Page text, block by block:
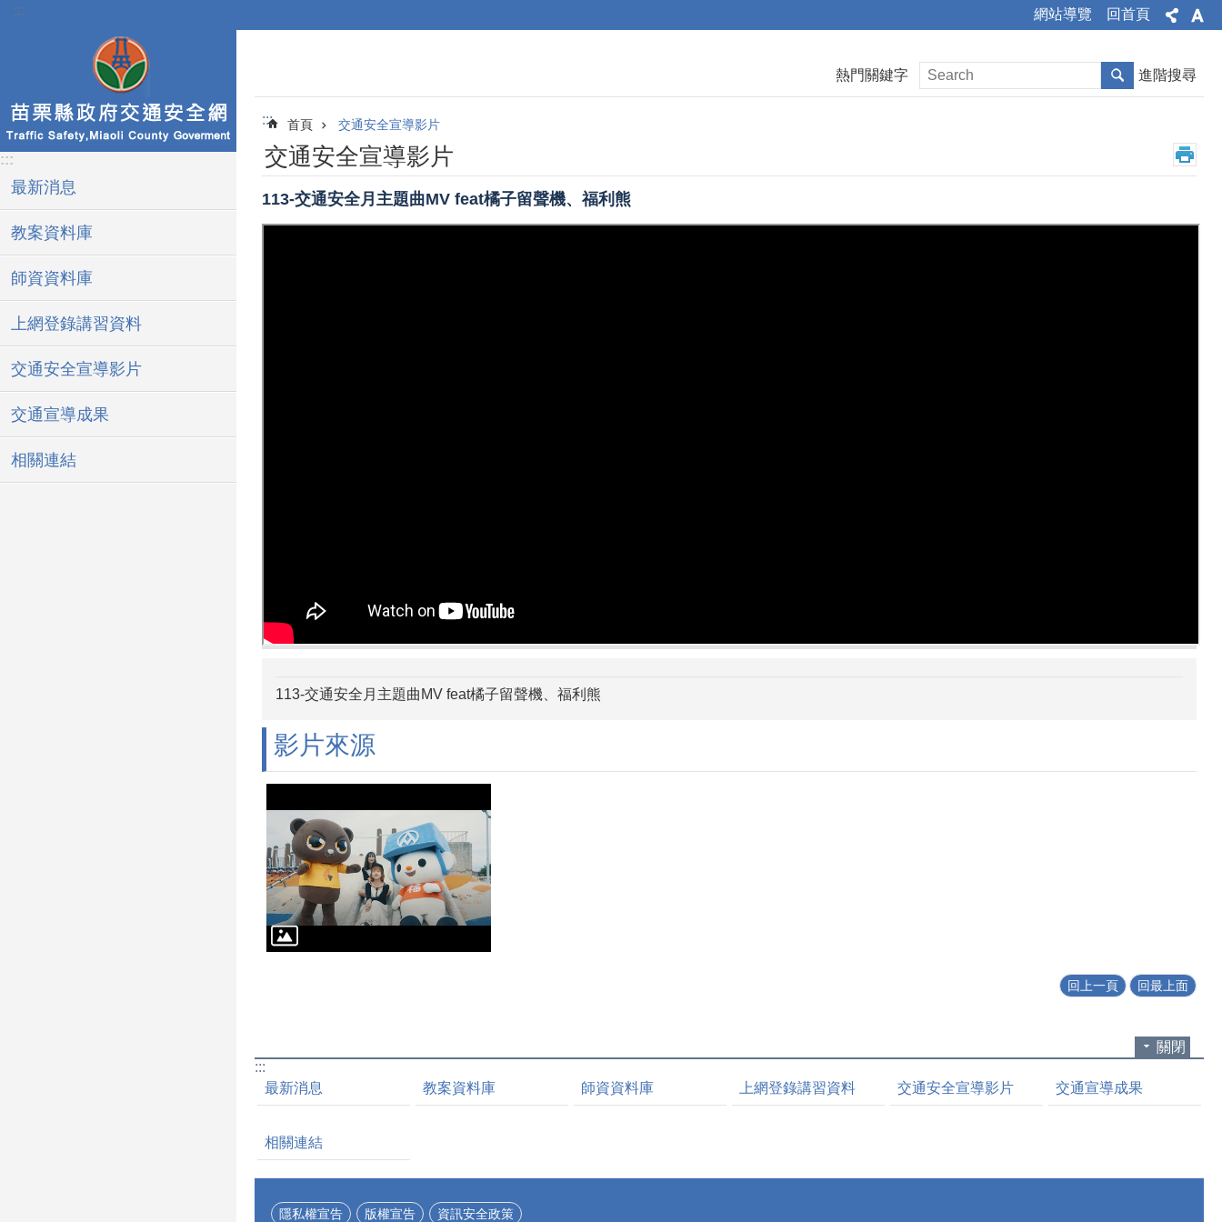
跳到主要內容區塊
::: 網站導覽 回首頁
:::
最新消息
教案資料庫
師資資料庫
上網登錄講習資料
交通安全宣導影片
交通宣導成果
相關連結
熱門關鍵字 進階搜尋
::: 首頁 交通安全宣導影片
交通安全宣導影片
113-交通安全月主題曲MV feat橘子留聲機、福利熊
113-交通安全月主題曲MV feat橘子留聲機、福利熊
影片來源
回上一頁 回最上面
關閉
:::
最新消息
教案資料庫 師資資料庫 上網登錄講習資料 交通安全宣導影片 交通宣導成果
相關連結
隱私權宣告 版權宣告 資訊安全政策